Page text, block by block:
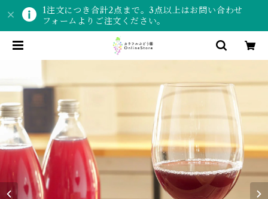
1注文につき合計2点まで。3点以上はお問い合わせ
フォームよりご注文ください。